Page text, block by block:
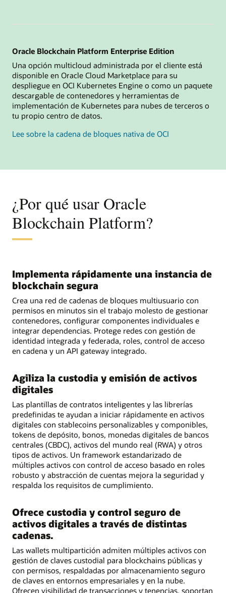
Oracle Blockchain Platform Enterprise Edition
Una opción multicloud administrada por el cliente está
disponible en Oracle Cloud Marketplace para su
despliegue en OCI Kubernetes Engine o como un paquete
descargable de contenedores y herramientas de
implementación de Kubernetes para nubes de terceros o
tu propio centro de datos.
Lee sobre la cadena de bloques nativa de OCI
¿Por qué usar Oracle
Blockchain Platform?
Implementa rápidamente una instancia de
blockchain segura
Crea una red de cadenas de bloques multiusuario con
permisos en minutos sin el trabajo molesto de gestionar
contenedores, configurar componentes individuales e
integrar dependencias. Protege redes con gestión de
identidad integrada y federada, roles, control de acceso
en cadena y un API gateway integrado.
Agiliza la custodia y emisión de activos
digitales
Las plantillas de contratos inteligentes y las librerías
predefinidas te ayudan a iniciar rápidamente en activos
digitales con stablecoins personalizables y componibles,
tokens de depósito, bonos, monedas digitales de bancos
centrales (CBDC), activos del mundo real (RWA) y otros
tipos de activos. Un framework estandarizado de
múltiples activos con control de acceso basado en roles
robusto y abstracción de cuentas mejora la seguridad y
respalda los requisitos de cumplimiento.
Ofrece custodia y control seguro de
activos digitales a través de distintas
cadenas.
Las wallets multipartición admiten múltiples activos con
gestión de claves custodial para blockchains públicas y
con permisos, respaldadas por almacenamiento seguro
de claves en entornos empresariales y en la nube.
Ofrecen visibilidad de transacciones y tenencias, soportan